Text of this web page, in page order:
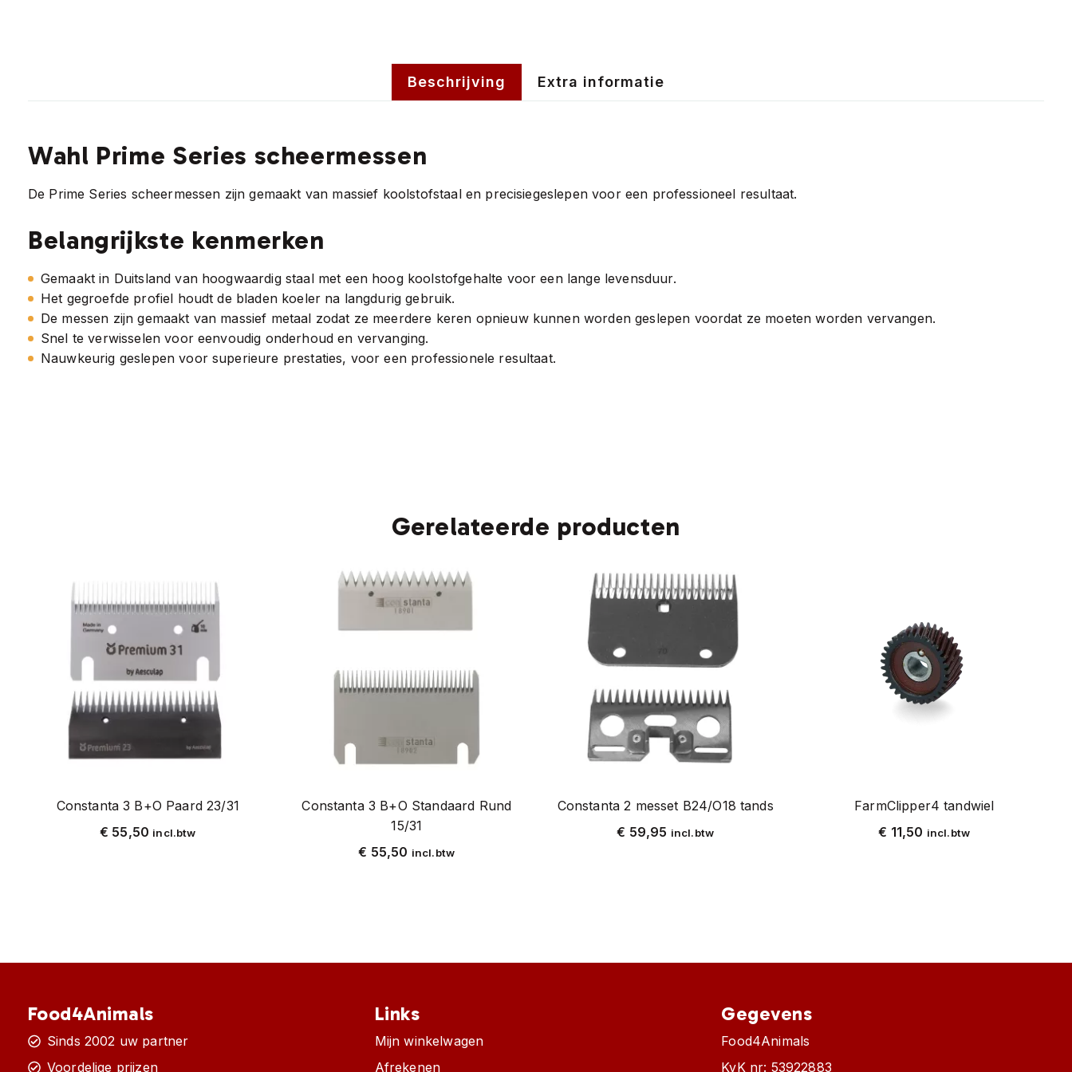
Beschrijving Extra informatie
Wahl Prime Series scheermessen
De Prime Series scheermessen zijn gemaakt van massief koolstofstaal en precisiegeslepen voor een professioneel resultaat.
Belangrijkste kenmerken
Gemaakt in Duitsland van hoogwaardig staal met een hoog koolstofgehalte voor een lange levensduur.
Het gegroefde profiel houdt de bladen koeler na langdurig gebruik.
De messen zijn gemaakt van massief metaal zodat ze meerdere keren opnieuw kunnen worden geslepen voordat ze moeten worden vervangen.
Snel te verwisselen voor eenvoudig onderhoud en vervanging.
Nauwkeurig geslepen voor superieure prestaties, voor een professionele resultaat.
Gerelateerde producten
Constanta 3 B+O Paard 23/31
€ 55,50 incl.btw
Constanta 3 B+O Standaard Rund
15/31
€ 55,50 incl.btw
Constanta 2 messet B24/O18 tands
€ 59,95 incl.btw
FarmClipper4 tandwiel
€ 11,50 incl.btw
Food4Animals
Sinds 2002 uw partner
Voordelige prijzen
Links
Mijn winkelwagen
Afrekenen
Gegevens
Food4Animals
KvK nr: 53922883